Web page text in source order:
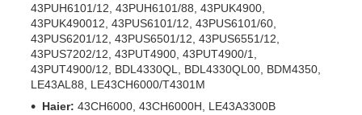
43PUH6101/12, 43PUH6101/88, 43PUK4900,
43PUK490012, 43PUS6101/12, 43PUS6101/60,
43PUS6201/12, 43PUS6501/12, 43PUS6551/12,
43PUS7202/12, 43PUT4900, 43PUT4900/1,
43PUT4900/12, BDL4330QL, BDL4330QL00, BDM4350,
LE43AL88, LE43CH6000/T4301M
Haier: 43CH6000, 43CH6000H, LE43A3300B